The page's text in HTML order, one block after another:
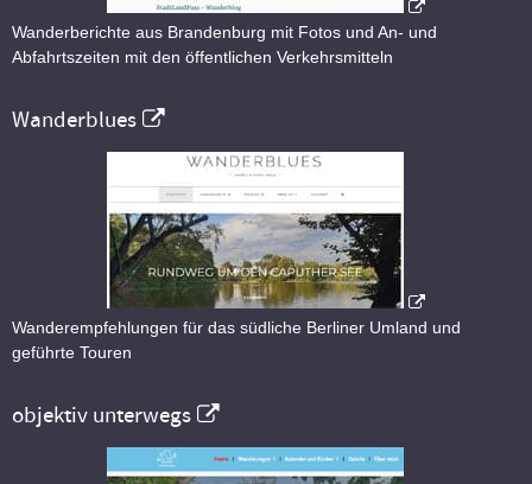
Wanderberichte aus Brandenburg mit Fotos und An- und
Abfahrtszeiten mit den öffentlichen Verkehrsmitteln
Wanderblues
Wanderempfehlungen für das südliche Berliner Umland und
geführte Touren
objektiv unterwegs